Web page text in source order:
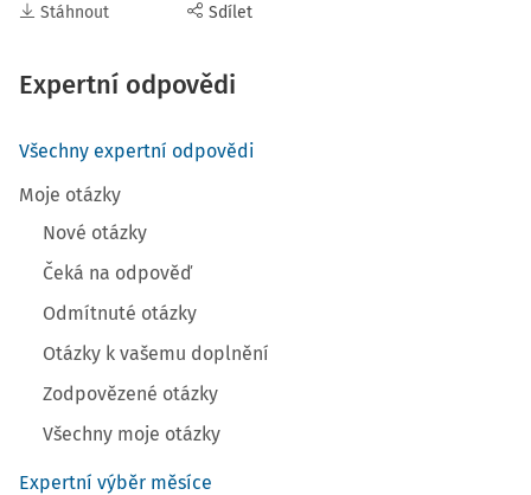
Stáhnout Sdílet
Expertní odpovědi
Všechny expertní odpovědi
Moje otázky
Nové otázky
Čeká na odpověď
Odmítnuté otázky
Otázky k vašemu doplnění
Zodpovězené otázky
Všechny moje otázky
Expertní výběr měsíce